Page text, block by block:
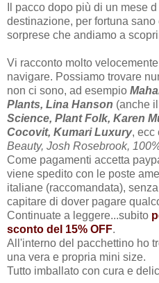
Il pacco dopo più di un mese
destinazione, per fortuna
sorprese che andiamo a
Vi racconto molto
navigare. Possiamo trovare
non ci sono, ad esempio
Plants, Lina Hanson (anche
Science, Plant Folk, Karen
Cocovit, Kumari Luxury, ecc
Beauty, Josh Rosebrook,
Come pagamenti accetta
viene spedito con le poste
italiane (raccomandata),
capitare di dover pagare
Continuate a leggere...subito
sconto del 15% OFF.
All'interno del pacchettino ho
una vera e propria mini size.
Tutto imballato con cura e